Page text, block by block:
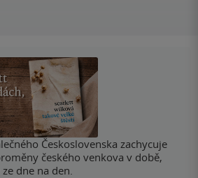
Československa zachycuje
českého venkova v době,
dne na den.